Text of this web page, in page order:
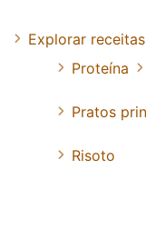
Explorar receitas
Proteína
Pratos
Risoto